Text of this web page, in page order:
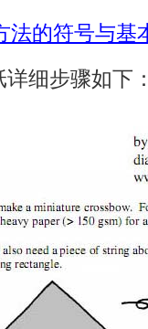
法的符号与基
细步骤如下